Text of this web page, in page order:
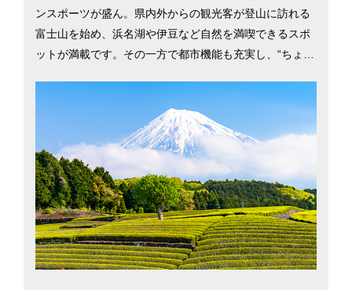
ンスポーツが盛ん。県内外からの観光客が登山に訪れる
富士山を始め、浜名湖や伊豆など自然を満喫できるスポ
ットが満載です。その一方で都市機能も充実し、“ちょう
年には静岡市の、親目線に立った子育て支援が高い評価
を受け、「共働き 子育てしやすい街（地方都市編）」で
1位に。静岡県の二大都市、静岡市と浜松市での暮らしを
考える際に役立つ、さまざまな移住情報を掲載していま
す。